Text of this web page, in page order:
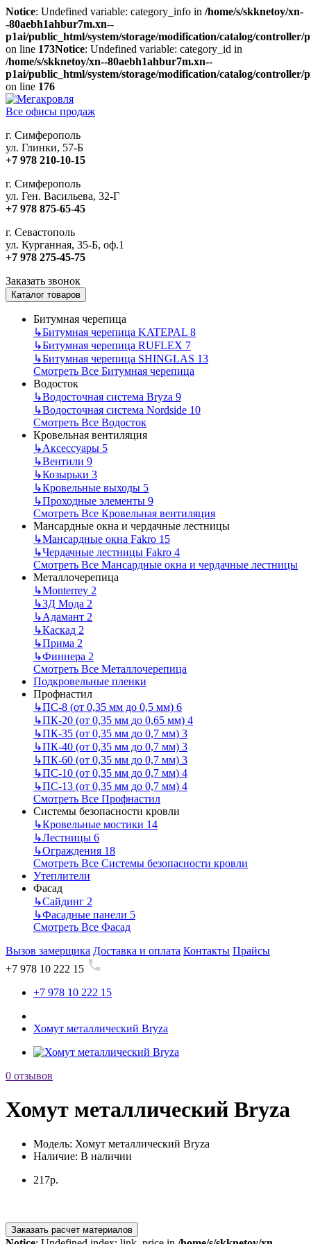
Notice: Undefined variable: category_info in /home/s/skknetoy/xn-
-80aebh1ahbur7m.xn--
p1ai/public_html/system/storage/modification/catalog/
on line 173Notice: Undefined variable: category_id in
/home/s/skknetoy/xn--80aebh1ahbur7m.xn--
p1ai/public_html/system/storage/modification/catalog/
on line 176
Все офисы продаж
г. Симферополь
ул. Глинки, 57-Б
+7 978 210-10-15
г. Симферополь
ул. Ген. Васильева, 32-Г
+7 978 875-65-45
г. Севастополь
ул. Курганная, 35-Б, оф.1
+7 978 275-45-75
Заказать звонок
Каталог товаров
Битумная черепица
↳Битумная черепица KATEPAL 8
↳Битумная черепица RUFLEX 7
↳Битумная черепица SHINGLAS 13
Смотреть Все Битумная черепица
Водосток
↳Водосточная система Bryza 9
↳Водосточная система Nordside 10
Смотреть Все Водосток
Кровельная вентиляция
↳Аксессуары 5
↳Вентили 9
↳Козырьки 3
↳Кровельные выходы 5
↳Проходные элементы 9
Смотреть Все Кровельная вентиляция
Мансардные окна и чердачные лестницы
↳Мансардные окна Fakro 15
↳Чердачные лестницы Fakro 4
Смотреть Все Мансардные окна и чердачные лестницы
Металлочерепица
↳Monterrey 2
↳3Д Мода 2
↳Адамант 2
↳Каскад 2
↳Прима 2
↳Финнера 2
Смотреть Все Металлочерепица
Подкровельные пленки
Профнастил
↳ПС-8 (от 0,35 мм до 0,5 мм) 6
↳ПК-20 (от 0,35 мм до 0,65 мм) 4
↳ПК-35 (от 0,35 мм до 0,7 мм) 3
↳ПК-40 (от 0,35 мм до 0,7 мм) 3
↳ПК-60 (от 0,35 мм до 0,7 мм) 3
↳ПС-10 (от 0,35 мм до 0,7 мм) 4
↳ПС-13 (от 0,35 мм до 0,7 мм) 4
Смотреть Все Профнастил
Системы безопасности кровли
↳Кровельные мостики 14
↳Лестницы 6
↳Ограждения 18
Смотреть Все Системы безопасности кровли
Утеплители
Фасад
↳Сайдинг 2
↳Фасадные панели 5
Смотреть Все Фасад
Вызов замерщика Доставка и оплата Контакты Прайсы
+7 978 10 222 15
+7 978 10 222 15
Хомут металлический Bryza
0 отзывов
Хомут металлический Bryza
Модель: Хомут металлический Bryza
Наличие: В наличии
217р.
Заказать расчет материалов